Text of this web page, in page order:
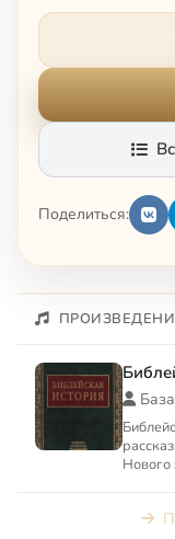
Поделиться:
Нового